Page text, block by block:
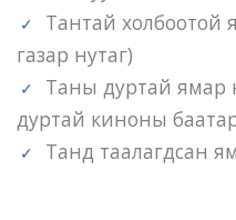
Тантай холбоотой
газар нутаг)
Таны дуртай ямар
дуртай киноны
Танд таалагдсан